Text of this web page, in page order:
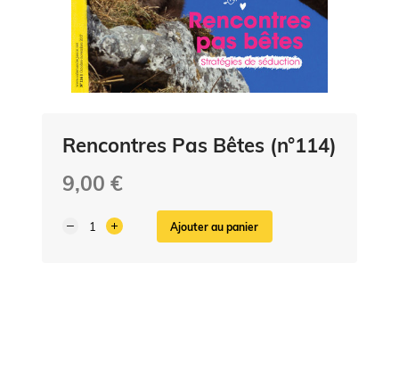
Rencontres Pas Bêtes (n°114)
9,00 €
Ajouter au panier